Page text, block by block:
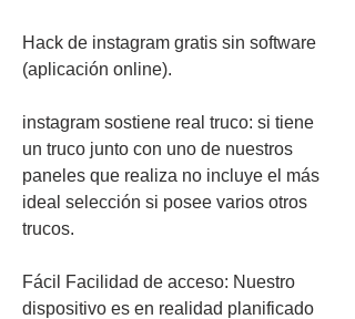
Hack de instagram gratis sin software
(aplicación online).
instagram sostiene real truco: si tiene
un truco junto con uno de nuestros
paneles que realiza no incluye el más
ideal selección si posee varios otros
trucos.
Fácil Facilidad de acceso: Nuestro
dispositivo es en realidad planificado